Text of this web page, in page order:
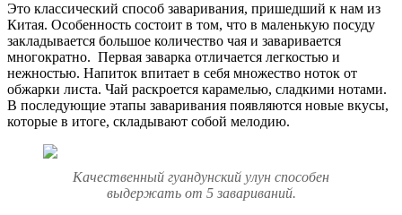
Это классический способ заваривания, пришедший к нам из
Китая. Особенность состоит в том, что в маленькую посуду
закладывается большое количество чая и заваривается
многократно. Первая заварка отличается легкостью и
нежностью. Напиток впитает в себя множество ноток от
обжарки листа. Чай раскроется карамелью, сладкими нотами.
В последующие этапы заваривания появляются новые вкусы,
которые в итоге, складывают собой мелодию.
Качественный гуандунский улун способен
выдержать от 5 завариваний.